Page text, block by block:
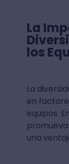
La
los
La
en
equipos.
una